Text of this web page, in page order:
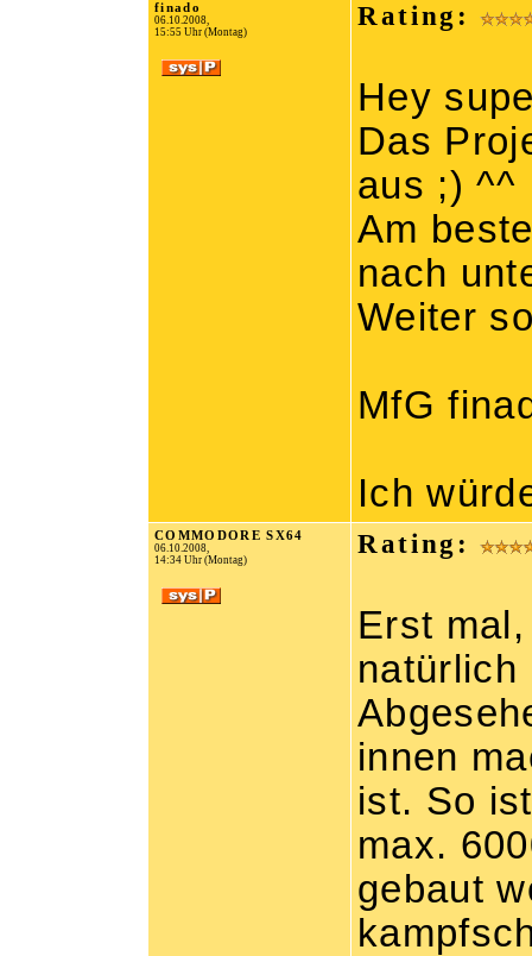
finado
06.10.2008,
15:55 Uhr (Montag)
Rating:
Hey
Das
aus ;) ^^
Am
nach
Weiter
MfG
Ich
COMMODORE SX64
06.10.2008,
14:34 Uhr (Montag)
Rating:
Erst
natürlich
innen
ist. So
max.
gebaut